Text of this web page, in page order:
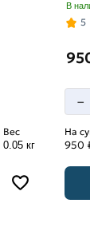
Вес
0.05 кг
В
5
–
На
950